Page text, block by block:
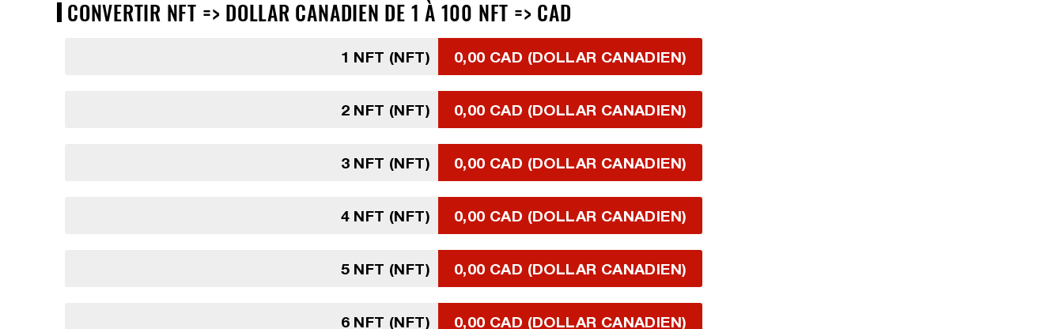
CONVERTIR NFT => DOLLAR CANADIEN DE 1 À 100 NFT => CAD
1 NFT (NFT) 0,00 CAD (DOLLAR CANADIEN)
2 NFT (NFT) 0,00 CAD (DOLLAR CANADIEN)
3 NFT (NFT) 0,00 CAD (DOLLAR CANADIEN)
4 NFT (NFT) 0,00 CAD (DOLLAR CANADIEN)
5 NFT (NFT) 0,00 CAD (DOLLAR CANADIEN)
6 NFT (NFT) 0,00 CAD (DOLLAR CANADIEN)